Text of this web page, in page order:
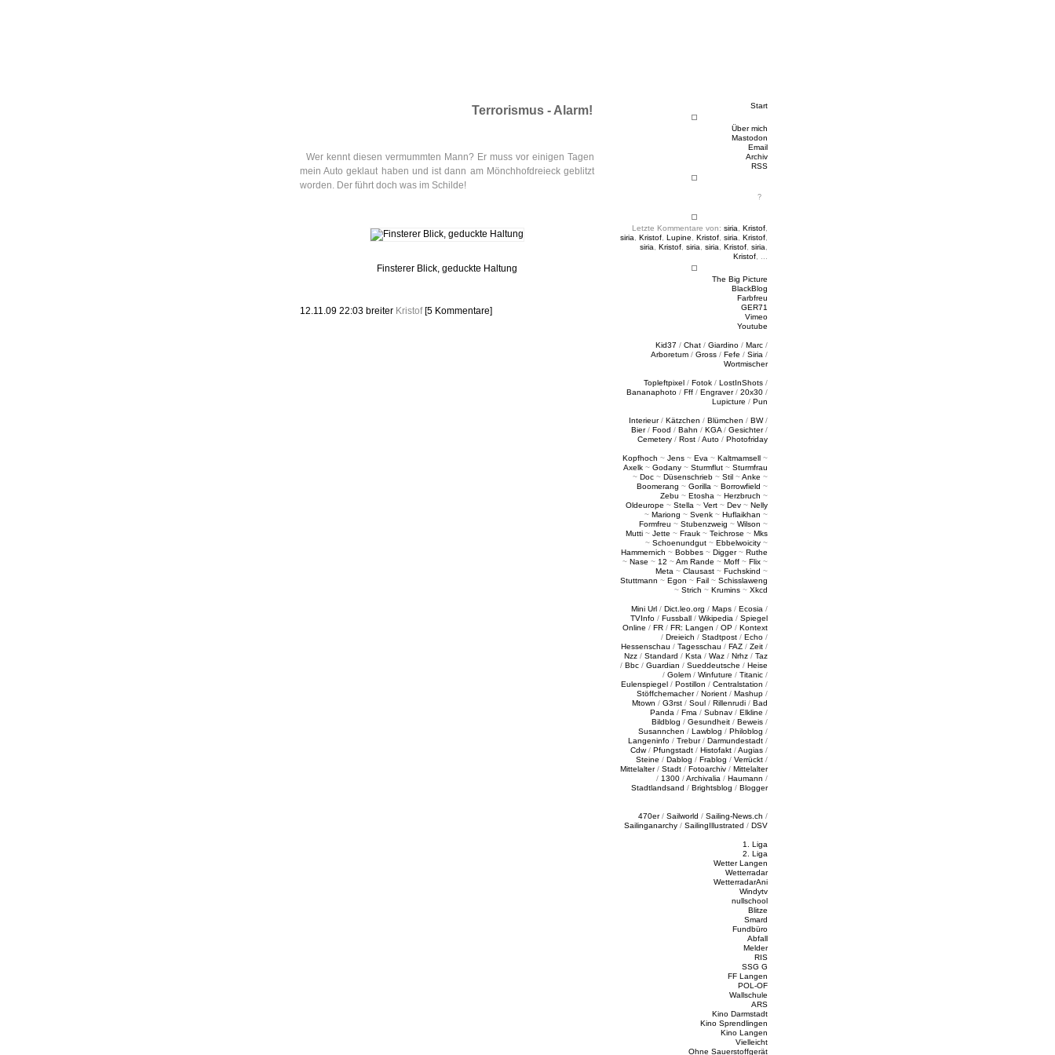
Start
Über mich
Mastodon
Email
Archiv
RSS
Letzte Kommentare von: siria Kristof
siria
Kristof Lupine Kristof siria Kristof
siria
Kristof siria siria Kristof siria
Kristof
The Big Picture
BlackBlog
Farbfreu
GER71
Vimeo
Youtube
Kid37 / Chat / Giardino / Marc /
Arboretum / Gross / Fefe / Siria /
Wortmischer
Topleftpixel / Fotok / LostInShots /
Bananaphoto / Fff / Engraver/ 20x30 /
Lupicture / Pun
Interieur/ Kätzchen / Blümchen / BW/
Bier/ Food / Bahn / KGA / Gesichter/
Cemetery / Rost /Auto / Photofriday
Kopfhoch ~ Jens ~ Eva ~ Kaltmamsell ~
Axelk ~ Godany ~ Sturmflut ~ Sturmfrau
~ Doc ~ Düsenschrieb ~ Stil ~Anke ~
Boomerang ~ Gorilla ~ Borrowfield ~
Zebu ~ Etosha ~ Herzbruch ~
Oldeurope ~ Stella ~ Vert ~ Dev ~ Nelly
~ Mariong ~ Svenk ~ Huflaikhan ~
Formfreu ~ Stubenzweig ~ Wilson ~
Mutti ~ Jette ~ Frauk ~ Teichrose ~ Mks
~ Schoenundgut ~ Ebbelwoicity ~
Hammernich ~ Bobbes ~ Digger~ Ruthe
~ Nase ~ 12 ~Am Rande ~ Moff ~ Flix ~
Meta ~ Clausast ~ Fuchskind ~
Stuttmann ~ Egon ~ Fail ~ Schisslaweng
~ Strich ~ Krumins ~ Xkcd
Mini Url / Dict.leo.org / Maps / Ecosia /
TVInfo / Fussball / Wikipedia / Spiegel
Online / FR / FR: Langen / OP / Kontext
/ Dreieich / Stadtpost / Echo /
Hessenschau / Tagesschau / FAZ / Zeit /
Nzz / Standard / Ksta / Waz / Nrhz / Taz
/ Bbc / Guardian / Sueddeutsche / Heise
/ Golem / Winfuture / Titanic /
Eulenspiegel / Postillon / Centralstation /
Stöffchemacher/ Norient / Mashup /
Mtown / G3rst / Soul / Rillenrudi / Bad
Panda / Fma / Subnav / Elkline /
Bildblog / Gesundheit / Beweis /
Susannchen / Lawblog / Philoblog /
Langeninfo / Trebur/ Darmundestadt /
Cdw/ Pfungstadt / Histofakt /Augias /
Steine / Dablog / Frablog / Verrückt /
Mittelalter/ Stadt / Fotoarchiv / Mittelalter
/ 1300 /Archivalia / Haumann /
Stadtlandsand / Brightsblog / Blogger
470er/ Sailworld / Sailing-News.ch /
Sailinganarchy / SailingIllustrated / DSV
1. Liga
2. Liga
Wetter Langen
Wetterradar
WetterradarAni
Windytv
nullschool
Blitze
Smard
Fundbüro
Abfall
Melder
RIS
SSG G
FF Langen
POL-OF
Wallschule
ARS
Kino Darmstadt
Kino Sprendlingen
Kino Langen
Vielleicht
Ohne Sauerstoffgerät
Terrorismus - Alarm!
Wer kennt diesen vermummten Mann? Er muss vor einigen Tagen
mein Auto geklaut haben und ist dann am Mönchhofdreieck geblitzt
worden. Der führt doch was im Schilde!
Finsterer Blick, geduckte Haltung
12.11.09 22:03 breiter Kristof [5 Kommentare]